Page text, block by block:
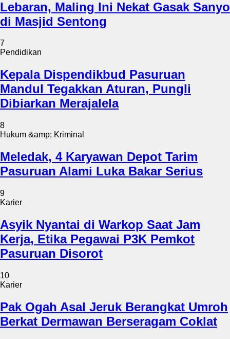
Lebaran, Maling Ini Nekat Gasak Sanyo
di Masjid Sentong
7
Pendidikan
Kepala Dispendikbud Pasuruan
Mandul Tegakkan Aturan, Pungli
Dibiarkan Merajalela
8
Hukum &amp; Kriminal
Meledak, 4 Karyawan Depot Tarim
Pasuruan Alami Luka Bakar Serius
9
Karier
Asyik Nyantai di Warkop Saat Jam
Kerja, Etika Pegawai P3K Pemkot
Pasuruan Disorot
10
Karier
Pak Ogah Asal Jeruk Berangkat Umroh
Berkat Dermawan Berseragam Coklat